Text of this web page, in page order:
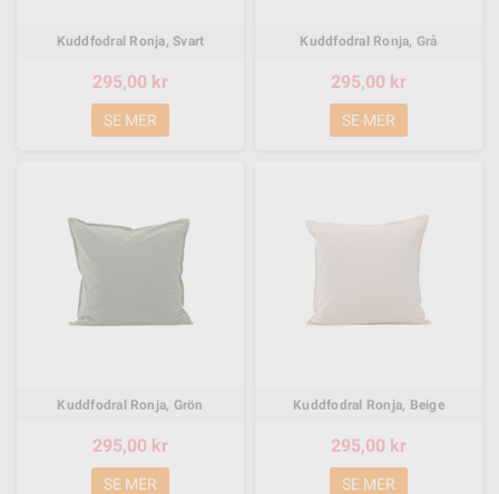
Kuddfodral Ronja, Svart
295,00 kr
SE MER
Kuddfodral Ronja, Grå
295,00 kr
SE MER
Kuddfodral Ronja, Grön
295,00 kr
SE MER
Kuddfodral Ronja, Beige
295,00 kr
SE MER